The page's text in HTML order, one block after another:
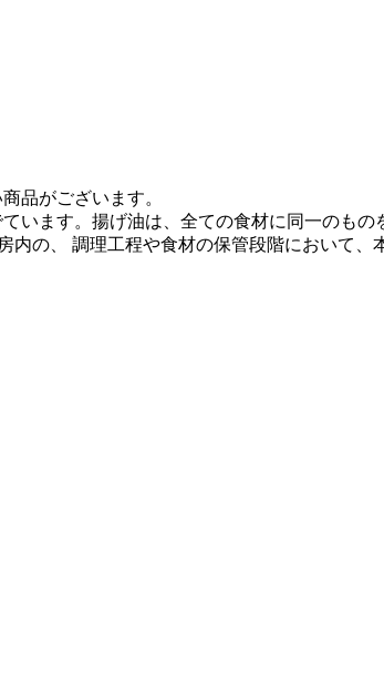
品がございます。
います。揚げ油は、全ての食材に同一のも
の、 調理工程や食材の保管段階において、